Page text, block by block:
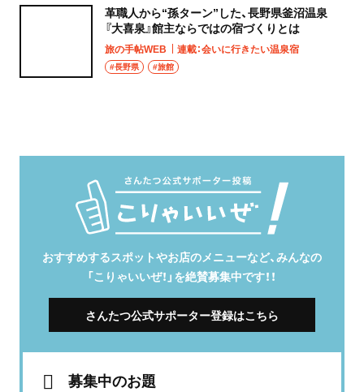
革職人から“孫ターン”した、長野県釜沼温泉
『大喜泉』館主ならではの宿づくりとは
旅の手帖WEB 連載：会いに行きたい温泉宿
#長野県 #旅館
おすすめするスポットやお店のメニューなど、みんなの
「こりゃいいぜ！」を絶賛募集中です！！
さんたつ公式サポーター登録はこちら
募集中のお題